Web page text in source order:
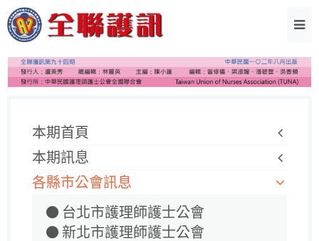
本期首頁
本期訊息
各縣市公會訊息
台北市護理師護士公會
新北市護理師護士公會